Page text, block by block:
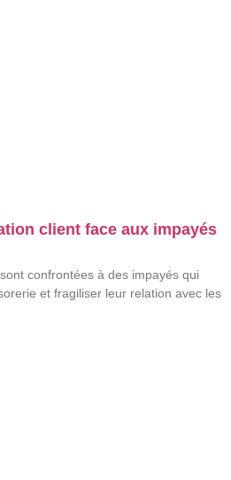
client face aux impayés
confrontées à des impayés qui
et fragiliser leur relation avec les